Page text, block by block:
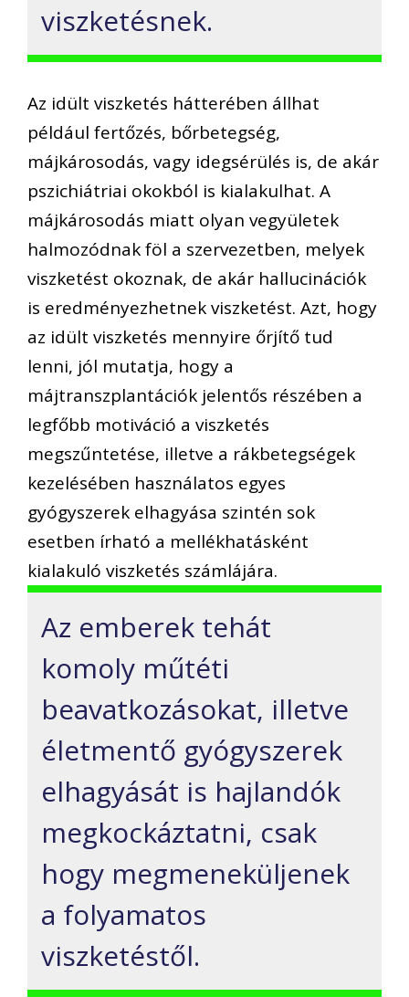
viszketésnek.
Az idült viszketés hátterében állhat
például fertőzés, bőrbetegség,
májkárosodás, vagy idegsérülés is, de akár
pszichiátriai okokból is kialakulhat. A
májkárosodás miatt olyan vegyületek
halmozódnak föl a szervezetben, melyek
viszketést okoznak, de akár hallucinációk
is eredményezhetnek viszketést. Azt, hogy
az idült viszketés mennyire őrjítő tud
lenni, jól mutatja, hogy a
májtranszplantációk jelentős részében a
legfőbb motiváció a viszketés
megszűntetése, illetve a rákbetegségek
kezelésében használatos egyes
gyógyszerek elhagyása szintén sok
esetben írható a mellékhatásként
kialakuló viszketés számlájára.
Az emberek tehát
komoly műtéti
beavatkozásokat, illetve
életmentő gyógyszerek
elhagyását is hajlandók
megkockáztatni, csak
hogy megmeneküljenek
a folyamatos
viszketéstől.